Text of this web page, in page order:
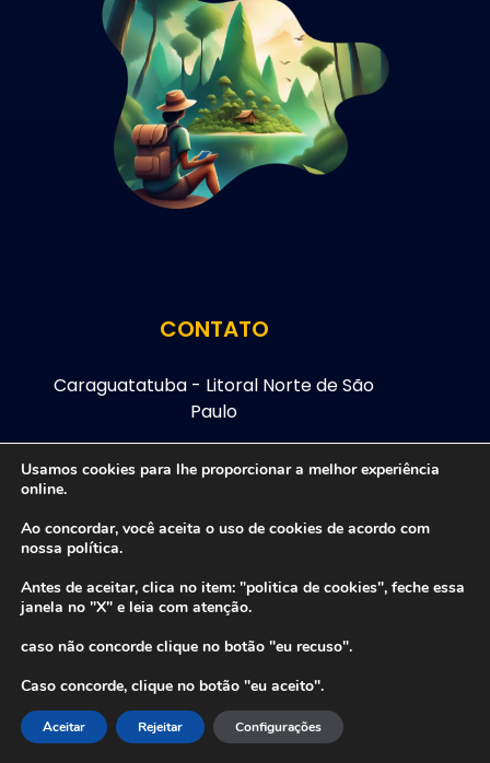
CONTATO
Caraguatatuba - Litoral Norte de São
Paulo
Usamos cookies para lhe proporcionar a melhor experiência
online.
Ao concordar, você aceita o uso de cookies de acordo com
nossa política.
Antes de aceitar, clica no item: "politica de cookies", feche essa
janela no "X" e leia com atenção.
caso não concorde clique no botão "eu recuso".
Caso concorde, clique no botão "eu aceito".
Aceitar Rejeitar Configurações